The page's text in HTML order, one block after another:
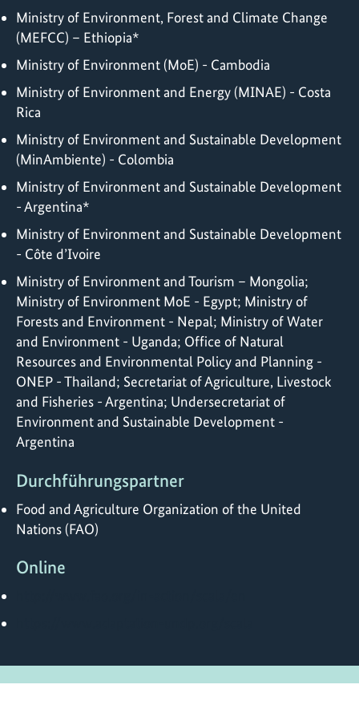
Ministry of Environment, Forest and Climate Change
(MEFCC) – Ethiopia*
Ministry of Environment (MoE) - Cambodia
Ministry of Environment and Energy (MINAE) - Costa
Rica
Ministry of Environment and Sustainable Development
(MinAmbiente) - Colombia
Ministry of Environment and Sustainable Development
- Argentina*
Ministry of Environment and Sustainable Development
- Côte d’Ivoire
Ministry of Environment and Tourism – Mongolia;
Ministry of Environment MoE - Egypt; Ministry of
Forests and Environment - Nepal; Ministry of Water
and Environment - Uganda; Office of Natural
Resources and Environmental Policy and Planning -
ONEP - Thailand; Secretariat of Agriculture, Livestock
and Fisheries - Argentina; Undersecretariat of
Environment and Sustainable Development -
Argentina
Durchführungspartner
Food and Agriculture Organization of the United
Nations (FAO)
Online